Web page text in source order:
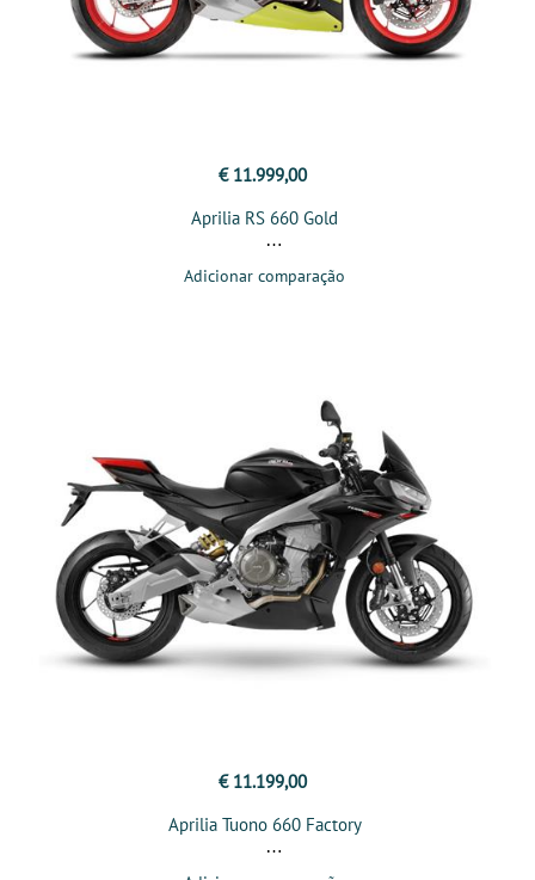
€ 11.999,00
Aprilia RS 660 Gold
Adicionar comparação
€ 11.199,00
Aprilia Tuono 660 Factory